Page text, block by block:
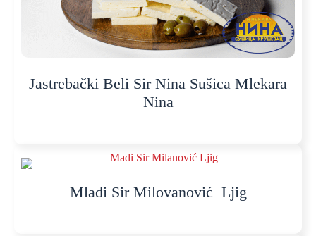
Jastrebački Beli Sir Nina Sušica Mlekara
Nina
Mladi Sir Milovanović Ljig